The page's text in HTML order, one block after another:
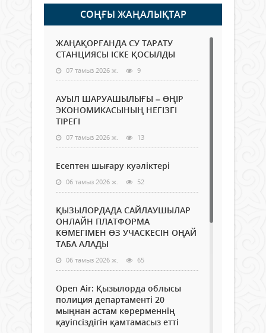
СОҢҒЫ ЖАҢАЛЫҚТАР
ЖАҢАҚОРҒАНДА СУ ТАРАТУ
СТАНЦИЯСЫ ІСКЕ ҚОСЫЛДЫ
07 тамыз 2026 ж. 9
АУЫЛ ШАРУАШЫЛЫҒЫ – ӨҢІР
ЭКОНОМИКАСЫНЫҢ НЕГІЗГІ
ТІРЕГІ
07 тамыз 2026 ж. 13
Есептен шығару куәліктері
06 тамыз 2026 ж. 52
ҚЫЗЫЛОРДАДА САЙЛАУШЫЛАР
ОНЛАЙН ПЛАТФОРМА
КӨМЕГІМЕН ӨЗ УЧАСКЕСІН ОҢАЙ
ТАБА АЛАДЫ
06 тамыз 2026 ж. 65
Open Air: Қызылорда облысы
полиция департаменті 20
мыңнан астам көрерменнің
қауіпсіздігін қамтамасыз етті